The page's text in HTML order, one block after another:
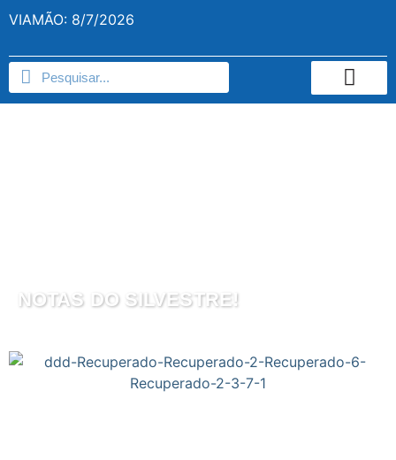
VIAMÃO: 8/7/2026
NOTAS DO SILVESTRE!